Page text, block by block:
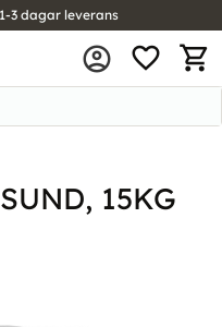
1-3 dagar leverans
15KG